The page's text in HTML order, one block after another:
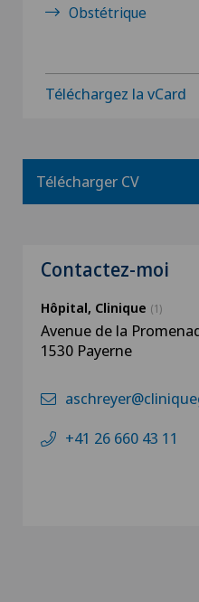
Obstétrique
Téléchargez la vCard
Télécharger CV
Contactez-moi
Hôpital, Clinique (1)
Avenue de la
1530 Payerne
+41 26 660 43 11